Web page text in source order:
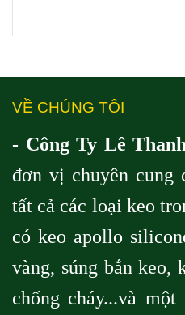
VỀ CHÚNG TÔI
- Công Ty Lê
đơn vị chuyên cung
tất cả các loại keo
có keo apollo
vàng, súng bắn keo,
chống cháy...và